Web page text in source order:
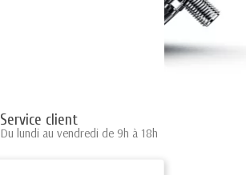
Service client
Du lundi au vendredi de 9h à 18h